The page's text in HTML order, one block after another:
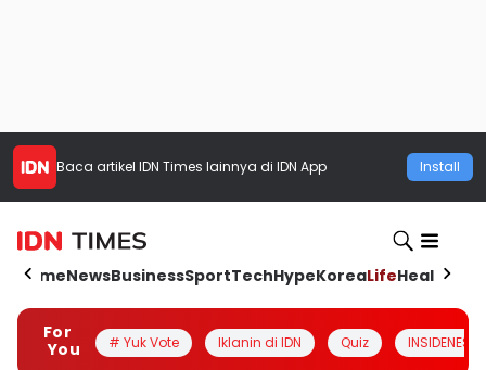
Baca artikel IDN Times lainnya di IDN App Install
HomeNewsBusinessSportTechHypeKoreaLifeHealth
For
You
# Yuk Vote Iklanin di IDN Quiz INSIDENESIA